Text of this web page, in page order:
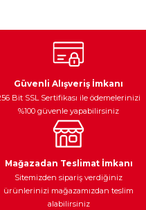
Araç Yağları
Güvenli Alışveriş İmkanı
Bit SSL Sertifikası ile ödemelerinizi
%100 güvenle yapabilirsiniz
Mağazadan Teslimat İmkanı
Sitemizden sipariş verdiğiniz
ürünlerinizi mağazamızdan teslim
alabilirsiniz